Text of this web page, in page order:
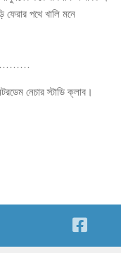
পথে খালি মনে
নেচার স্টাডি ক্লাব।